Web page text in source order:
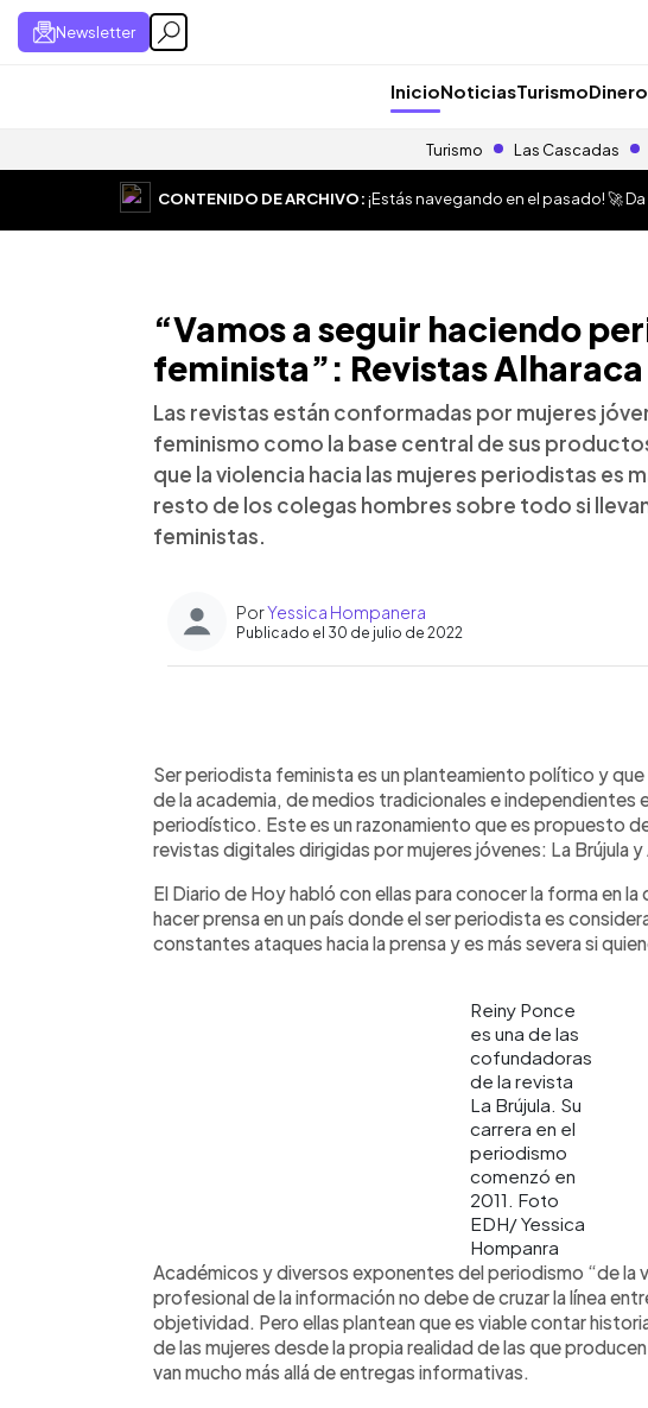
Newsletter
InicioNoticiasTurismo
Turismo Las Cascadas
CONTENIDO DE ARCHIVO:¡Estás navegando en el pasado! 🚀
“Vamos a seguir haciendo
feminista”: Revistas Alharaca
Las revistas están conformadas por mujeres
feminismo como la base central de sus
que la violencia hacia las mujeres periodistas es
resto de los colegas hombres sobre todo si
feministas.
PorYessica Hompanera
Publicado el 30 de julio de 2022
► Escuchar artículo
Ser periodista feminista es un planteamiento político y
de la academia, de medios tradicionales e independientes
periodístico. Este es un razonamiento que es propuesto
revistas digitales dirigidas por mujeres jóvenes: La Brújula y
El Diario de Hoy habló con ellas para conocer la forma en
hacer prensa en un país donde el ser periodista es
constantes ataques hacia la prensa y es más severa si
Reiny Ponce
es una de las
cofundadoras
de la revista
La Brújula. Su
carrera en el
periodismo
comenzó en
2011. Foto
EDH/ Yessica
Hompanra
Académicos y diversos exponentes del periodismo “de la
profesional de la información no debe de cruzar la línea
objetividad. Pero ellas plantean que es viable contar
de las mujeres desde la propia realidad de las que
van mucho más allá de entregas informativas.